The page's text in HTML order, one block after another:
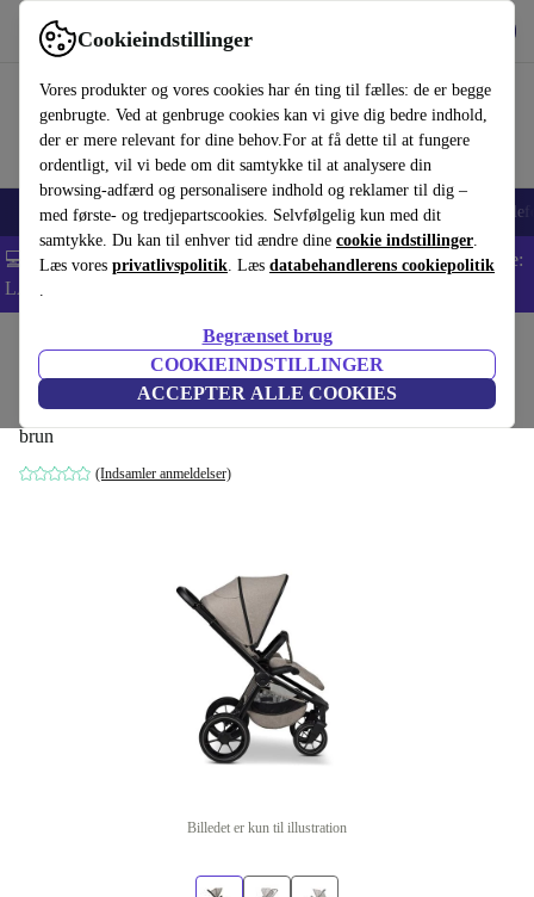
Cookieindstillinger
Vores produkter og vores cookies har én ting til fælles: de er begge
genbrugte. Ved at genbruge cookies kan vi give dig bedre indhold,
der er mere relevant for dine behov.For at få dette til at fungere
ordentligt, vil vi bede om dit samtykke til at analysere din
browsing-adfærd og personalisere indhold og reklamer til dig –
med første- og tredjepartscookies. Selvfølgelig kun med dit
samtykke. Du kan til enhver tid ændre dine cookie indstillinger.
Læs vores privatlivspolitik. Læs databehandlerens cookiepolitik
.
Begrænset brug
COOKIEINDSTILLINGER
ACCEPTER ALLE COOKIES
Brug refurbed hurtigt og nemt
Smartphones Bærbare Tablets Smartwatches Tilbehør
💻 Ekstra 5% rabat på alle MacBooks og bærbare computere - Kode:
LAPTOP5 -
Barnevogne & Klapvogne
Moon Sport sportsvogn-klapvogn
brun
(Indsamler anmeldelser)
Billedet er kun til illustration